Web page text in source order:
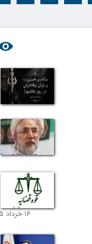
۱۶ خرداد ۰۵